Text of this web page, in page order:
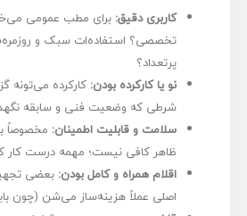
کاربری دقیق: برای مطب عمومی
تخصصی؟ استفاده‌ات سبک و
پرتعداد؟
نو یا کارکرده بودن: کارکرده می‌تونه
شرطی که وضعیت فنی و سابقه
سلامت و قابلیت اطمینان: مخصوصاً
ظاهر کافی نیست؛ مهمه درست کار
اقلام همراه و کامل بودن: بعضی
اصلی عملاً هزینه‌ساز می‌شن (چون